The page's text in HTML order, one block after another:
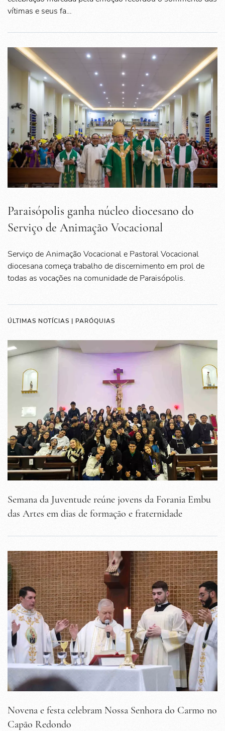
vítimas e seus fa…
Paraisópolis ganha núcleo diocesano do
Serviço de Animação Vocacional
Serviço de Animação Vocacional e Pastoral Vocacional
diocesana começa trabalho de discernimento em prol de
todas as vocações na comunidade de Paraisópolis.
ÚLTIMAS NOTÍCIAS | PARÓQUIAS
Semana da Juventude reúne jovens da Forania Embu
das Artes em dias de formação e fraternidade
Novena e festa celebram Nossa Senhora do Carmo no
Capão Redondo